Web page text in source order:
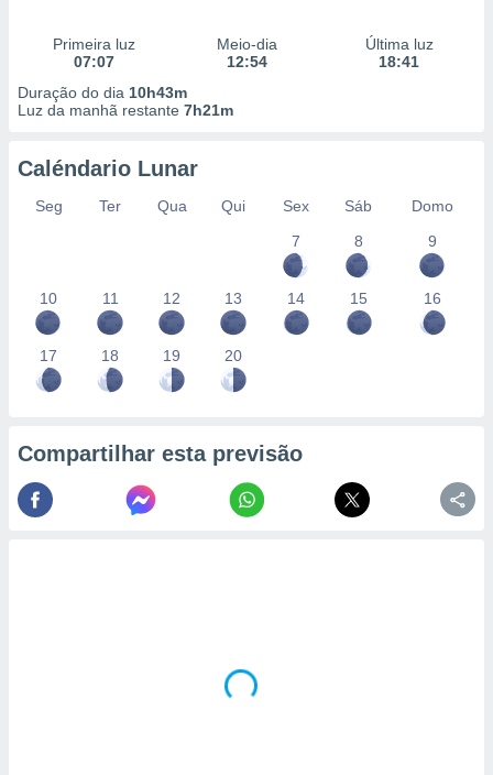
Primeira luz
07:07
Meio-dia
12:54
Última luz
18:41
Duração do dia 10h43m
Luz da manhã restante 7h21m
Caléndario Lunar
Seg Ter Qua Qui Sex Sáb
Domo
7
8 9
10 11 12 13 14 15 16
17 18 19 20
Compartilhar esta previsão